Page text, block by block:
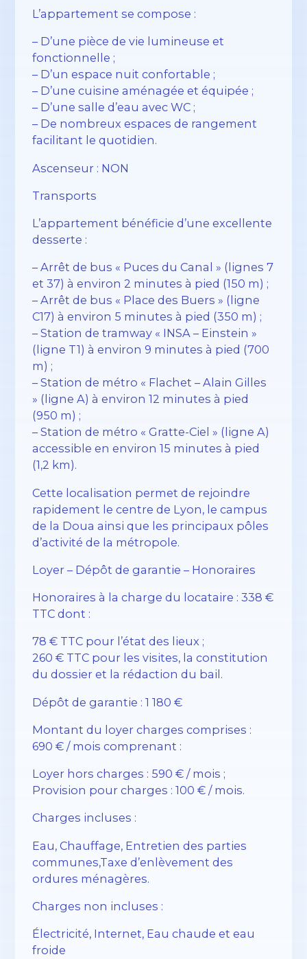
L’appartement se compose :
– D’une pièce de vie lumineuse et
fonctionnelle ;
– D’un espace nuit confortable ;
– D’une cuisine aménagée et équipée ;
– D’une salle d’eau avec WC ;
– De nombreux espaces de rangement
facilitant le quotidien.
Ascenseur : NON
Transports
L’appartement bénéficie d’une excellente
desserte :
– Arrêt de bus « Puces du Canal » (lignes 7
et 37) à environ 2 minutes à pied (150 m) ;
– Arrêt de bus « Place des Buers » (ligne
C17) à environ 5 minutes à pied (350 m) ;
– Station de tramway « INSA – Einstein »
(ligne T1) à environ 9 minutes à pied (700
m) ;
– Station de métro « Flachet – Alain Gilles
» (ligne A) à environ 12 minutes à pied
(950 m) ;
– Station de métro « Gratte-Ciel » (ligne A)
accessible en environ 15 minutes à pied
(1,2 km).
Cette localisation permet de rejoindre
rapidement le centre de Lyon, le campus
de la Doua ainsi que les principaux pôles
d’activité de la métropole.
Loyer – Dépôt de garantie – Honoraires
Honoraires à la charge du locataire : 338 €
TTC dont :
78 € TTC pour l’état des lieux ;
260 € TTC pour les visites, la constitution
du dossier et la rédaction du bail.
Dépôt de garantie : 1 180 €
Montant du loyer charges comprises :
690 € / mois comprenant :
Loyer hors charges : 590 € / mois ;
Provision pour charges : 100 € / mois.
Charges incluses :
Eau, Chauffage, Entretien des parties
communes,Taxe d’enlèvement des
ordures ménagères.
Charges non incluses :
Électricité, Internet, Eau chaude et eau
froide